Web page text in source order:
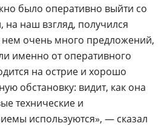
было оперативно выйти со
наш взгляд, получился
нем очень много предложений,
именно от оперативного
на острие и хорошо
обстановку: видит, как она
технические и
используются», — сказал